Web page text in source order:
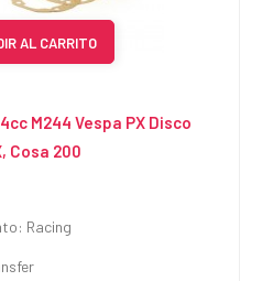
AL CARRITO
M244 Vespa PX Disco
Cosa 200
Racing